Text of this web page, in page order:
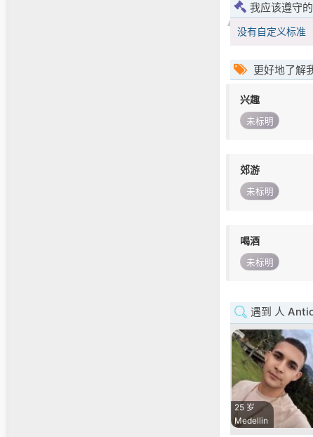
我应该遵守
没有自定义标准
更好地了解
兴趣
未标明
郊游
未标明
喝酒
未标明
遇到 人
25 岁
Medellin